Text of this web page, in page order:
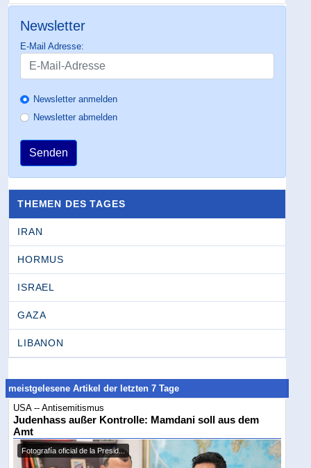
Newsletter
E-Mail Adresse:
Newsletter anmelden
Newsletter abmelden
Senden
THEMEN DES TAGES
IRAN
HORMUS
ISRAEL
GAZA
LIBANON
meistgelesene Artikel der letzten 7 Tage
USA -- Antisemitismus
Judenhass außer Kontrolle: Mamdani soll aus dem
Amt
Fotografía oficial de la Presid...